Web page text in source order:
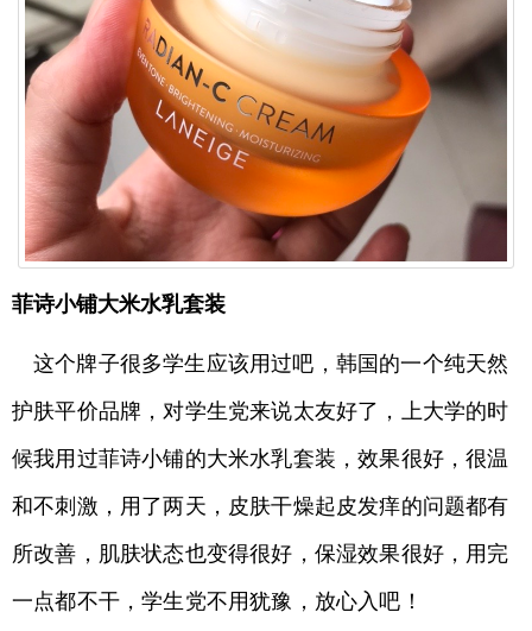
菲诗小铺大米水乳套装
这个牌子很多学生应该用过吧，韩国的一个纯天然
护肤平价品牌，对学生党来说太友好了，上大学的时
候我用过菲诗小铺的大米水乳套装，效果很好，很温
和不刺激，用了两天，皮肤干燥起皮发痒的问题都有
所改善，肌肤状态也变得很好，保湿效果很好，用完
一点都不干，学生党不用犹豫，放心入吧！